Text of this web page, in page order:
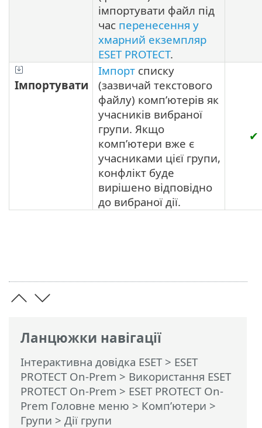
Ланцюжки навігації
Інтерактивна довідка ESET> ESET
PROTECT On-Prem > Використання ESET
PROTECT On-Prem > ESET PROTECT On-
Prem Головне меню > Комп’ютери >
Групи > Дії групи
імпортувати файл під
час перенесення у
хмарний екземпляр
ESET PROTECT.
Імпортувати
Імпорт списку
(зазвичай текстового
файлу) комп’ютерів як
учасників вибраної
групи. Якщо
комп’ютери вже є
учасниками цієї групи,
конфлікт буде
вирішено відповідно
до вибраної дії.
✔